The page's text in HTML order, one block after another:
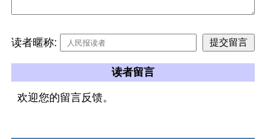
读者暱称:
读者留言
欢迎您的留言反馈。